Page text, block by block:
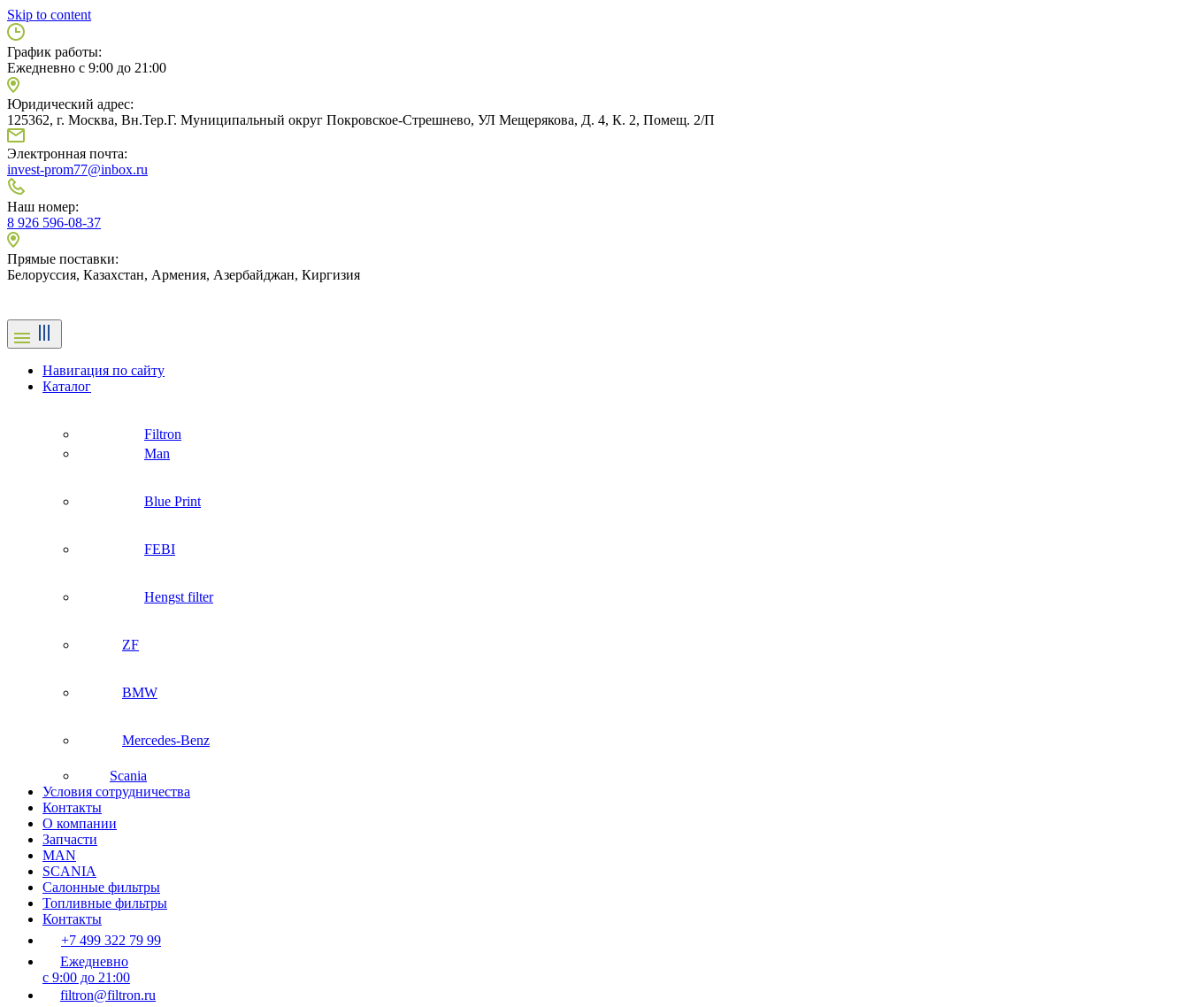
Skip to content
График работы:
Ежедневно с 9:00 до 21:00
Юридический адрес:
125362, г. Москва, Вн.Тер.Г. Муниципальный округ Покровское-Стрешнево, УЛ Мещерякова, Д. 4, К. 2, Помещ. 2/П
Электронная почта:
invest-prom77@inbox.ru
Наш номер:
8 926 596-08-37
Прямые поставки:
Белоруссия, Казахстан, Армения, Азербайджан, Киргизия
Навигация по сайту
Каталог
Filtron
Man
Blue Print
FEBI
Hengst filter
ZF
BMW
Mercedes-Benz
Scania
Условия сотрудничества
Контакты
О компании
Запчасти
MAN
SCANIA
Салонные фильтры
Топливные фильтры
Контакты
+7 499 322 79 99
Ежедневно
с 9:00 до 21:00
filtron@filtron.ru